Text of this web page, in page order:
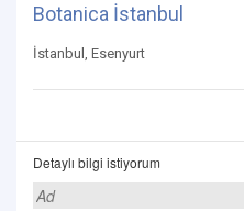
Botanica İstanbul
İstanbul, Esenyurt
Detaylı bilgi istiyorum